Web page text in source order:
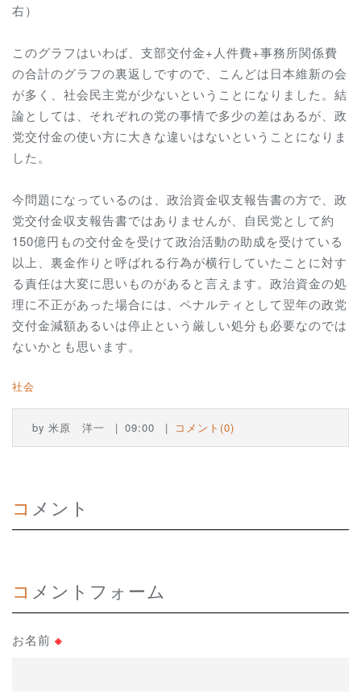
右）
このグラフはいわば、支部交付金+人件費+事務所関係費
の合計のグラフの裏返しですので、こんどは日本維新の会
が多く、社会民主党が少ないということになりました。結
論としては、それぞれの党の事情で多少の差はあるが、政
党交付金の使い方に大きな違いはないということになりま
した。
今問題になっているのは、政治資金収支報告書の方で、政
党交付金収支報告書ではありませんが、自民党として約
150億円もの交付金を受けて政治活動の助成を受けている
以上、裏金作りと呼ばれる行為が横行していたことに対す
る責任は大変に思いものがあると言えます。政治資金の処
理に不正があった場合には、ペナルティとして翌年の政党
交付金減額あるいは停止という厳しい処分も必要なのでは
ないかとも思います。
社会
by 米原 洋一 09:00 コメント(0)
コメント
コメントフォーム
お名前 ※